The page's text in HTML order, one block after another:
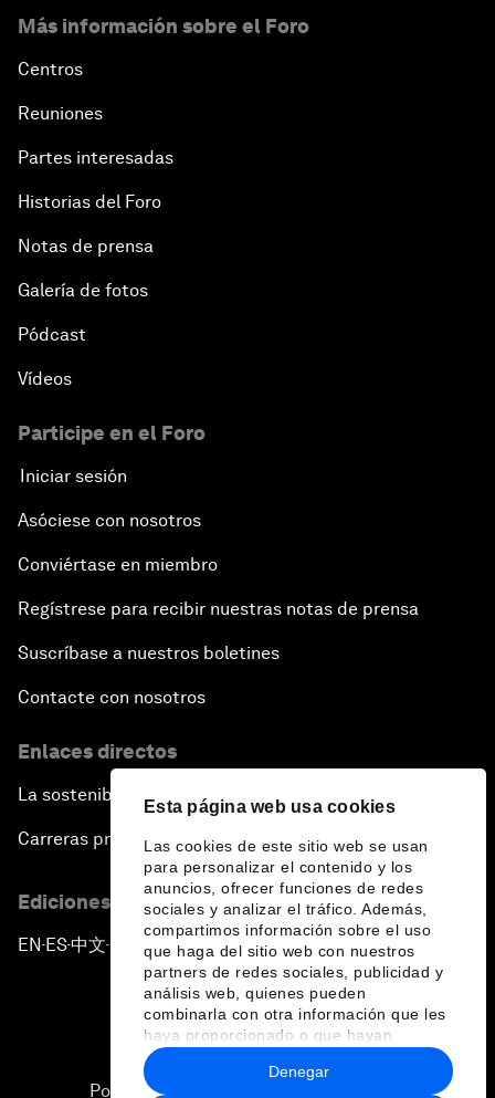
Esta página web usa cookies
Las cookies de este sitio web se usan
para personalizar el contenido y los
anuncios, ofrecer funciones de redes
sociales y analizar el tráfico. Además,
compartimos información sobre el uso
que haga del sitio web con nuestros
partners de redes sociales, publicidad y
análisis web, quienes pueden
combinarla con otra información que les
haya proporcionado o que hayan
recopilado a partir del uso que haya
hecho de sus servicios.
Denegar
Más información sobre el Foro
Centros
Reuniones
Partes interesadas
Historias del Foro
Notas de prensa
Galería de fotos
Pódcast
Vídeos
Participe en el Foro
Iniciar sesión
Asóciese con nosotros
Conviértase en miembro
Regístrese para recibir nuestras notas de prensa
Suscríbase a nuestros boletines
Contacte con nosotros
Enlaces directos
La sostenibilidad en el Foro
Carreras profesionales
Ediciones en otros idiomas
EN ▪ ES▪中文▪ 日本語
Política de privacidad y normas de uso